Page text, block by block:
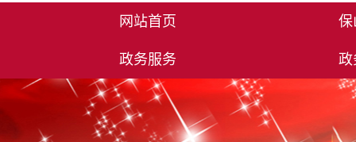
网站首页 保
政务服务 政